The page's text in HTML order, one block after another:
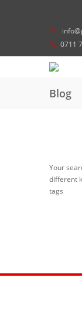
0711
Blog
Your
different
tags